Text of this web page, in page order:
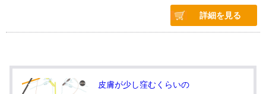
詳細を見る
皮膚が少し窪むくらいの